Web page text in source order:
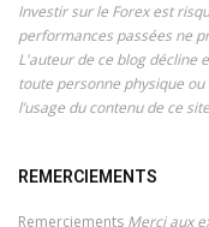
Investir sur le Forex est
performances passées ne
L'auteur de ce blog décline
toute personne physique
l’usage du contenu de ce
REMERCIEMENTS
Remerciements Merci aux